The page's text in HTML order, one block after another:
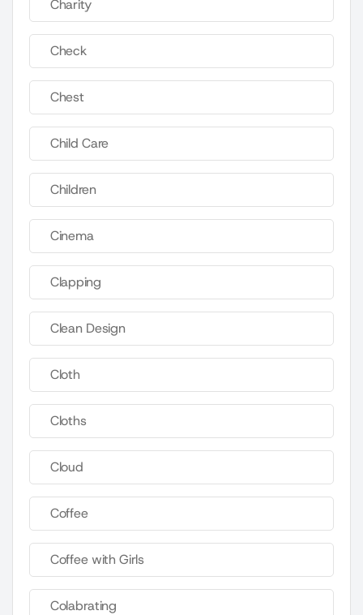
Charity
Check
Chest
Child Care
Children
Cinema
Clapping
Clean Design
Cloth
Cloths
Cloud
Coffee
Coffee with Girls
Colabrating